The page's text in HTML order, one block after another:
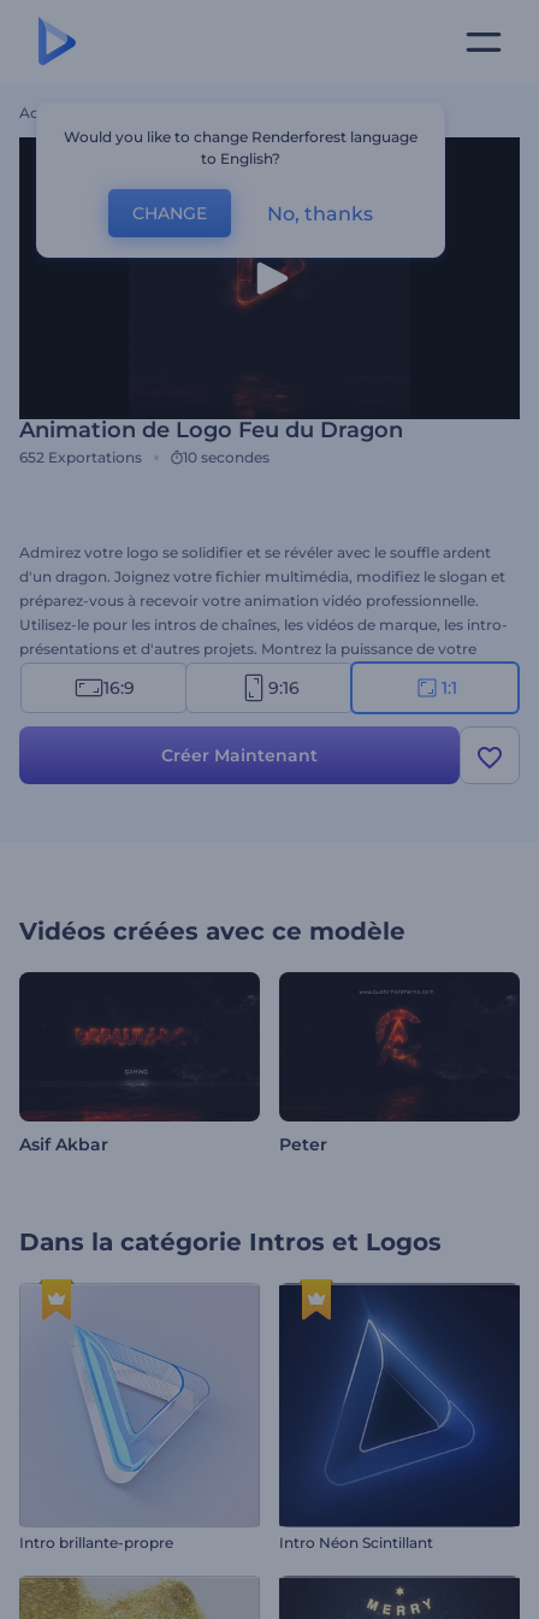
Accueil
Animation de Logo Feu du Dragon
652 Exportations 10 secondes
Admirez votre logo se solidifier et se révéler avec le souffle ardent
d'un dragon. Joignez votre fichier multimédia, modifiez le slogan et
préparez-vous à recevoir votre animation vidéo professionnelle.
Utilisez-le pour les intros de chaînes, les vidéos de marque, les intro-
présentations et d'autres projets. Montrez la puissance de votre
marque grâce à Animation de Logo Feu du Dragon. Essayez-le
aujourd'hui!16:9 9:16 1:1
Créer Maintenant
Vidéos créées avec ce modèle
Asif Akbar Peter
Dans la catégorie Intros et Logos
Intro brillante-propre Intro Néon Scintillant
Would you like to change Renderforest language
to English?
CHANGE No, thanks